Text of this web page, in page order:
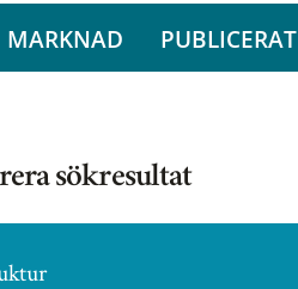
MARKNAD PUBLICERAT
sökresultat